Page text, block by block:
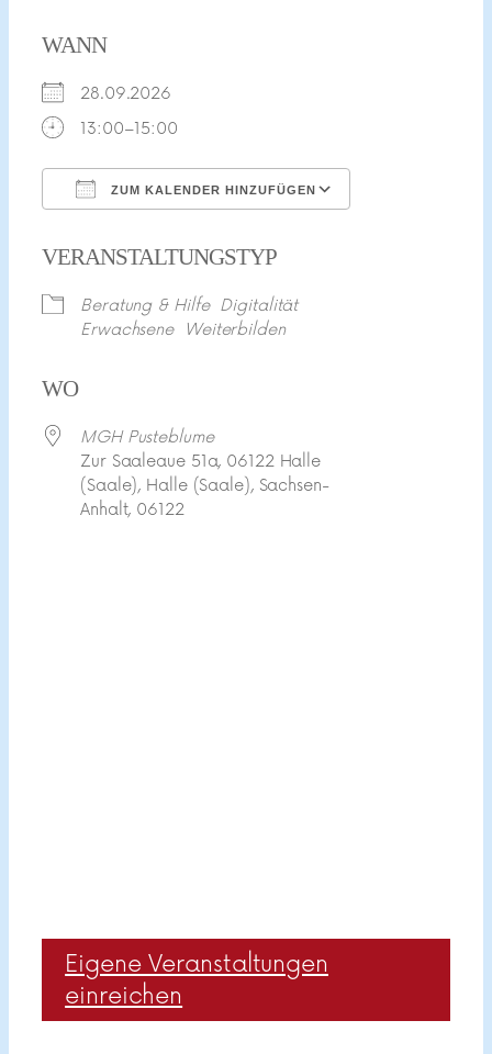
WANN
28.09.2026
13:00–15:00
ZUM KALENDER HINZUFÜGEN
VERANSTALTUNGSTYP
Beratung & Hilfe Digitalität
Erwachsene
Weiterbilden
WO
MGH Pusteblume
Zur Saaleaue 51a, 06122 Halle
(Saale), Halle (Saale), Sachsen-
Anhalt, 06122
Eigene Veranstaltungen
einreichen